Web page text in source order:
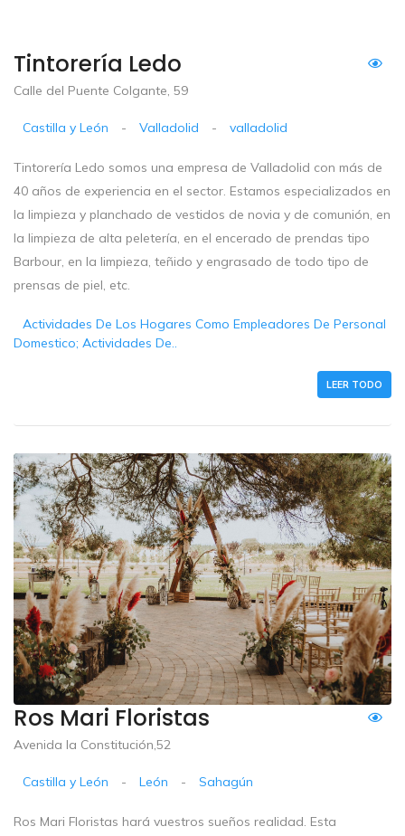
Tintorería Ledo
Calle del Puente Colgante, 59
Castilla y León - Valladolid - valladolid
Tintorería Ledo somos una empresa de Valladolid con más de
40 años de experiencia en el sector. Estamos especializados en
la limpieza y planchado de vestidos de novia y de comunión, en
la limpieza de alta peletería, en el encerado de prendas tipo
Barbour, en la limpieza, teñido y engrasado de todo tipo de
prensas de piel, etc.
Actividades De Los Hogares Como Empleadores De Personal
Domestico; Actividades De..
LEER TODO
Ros Mari Floristas
Avenida la Constitución,52
Castilla y León - León - Sahagún
Ros Mari Floristas hará vuestros sueños realidad. Esta